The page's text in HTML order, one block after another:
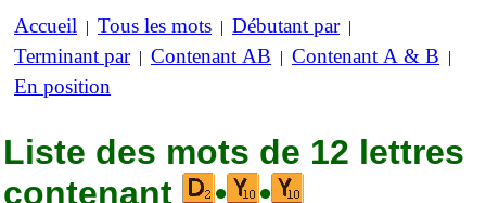
Accueil | Tous les mots | Débutant par|
Terminant par| Contenant AB | Contenant A & B |
En position
Liste des mots de 12 lettres
contenant
• •